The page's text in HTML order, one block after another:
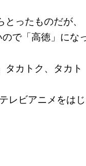
ったものだが、
で「高徳」にな
タカトク、タカト
レビアニメをはじ